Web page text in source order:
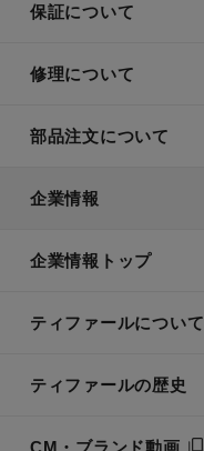
保証について
修理について
部品注文について
企業情報
企業情報トップ
ティファールについて
ティファールの歴史
CM・ブランド動画